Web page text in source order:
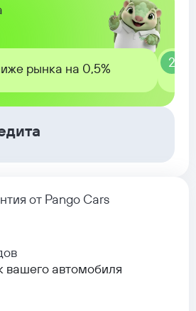
рынка на 0,5% 2
от Pango Cars
вашего автомобиля